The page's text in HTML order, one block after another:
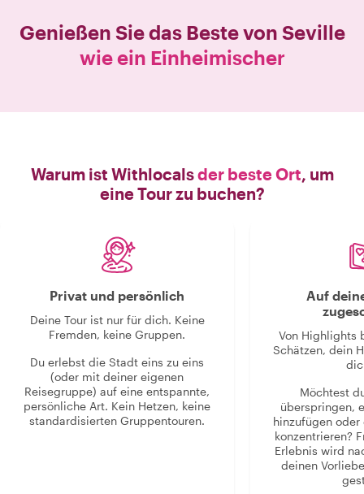
Genießen Sie das Beste von Seville
wie ein Einheimischer
Warum ist Withlocalsder beste Ort, um
eine Tour zu buchen?
Privat und persönlich
Deine Tour ist nur für dich. Keine
Fremden, keine Gruppen.
Du erlebst die Stadt eins zu eins
(oder mit deiner eigenen
Reisegruppe) auf eine entspannte,
persönliche Art. Kein Hetzen, keine
standardisierten Gruppentouren.
Auf
Von Highlights
Schätzen, dein
Möchtest
überspringen,
hinzufügen
konzentrieren?
Erlebnis wird
deinen